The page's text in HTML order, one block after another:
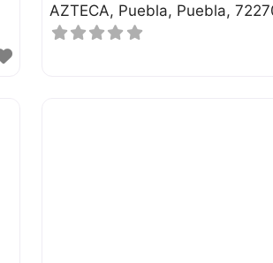
AZTECA Puebla Puebla